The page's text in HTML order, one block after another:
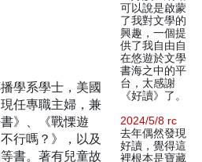
學系學士，美國
任專職主婦，兼
》、《戰慄遊
行嗎？》，以及
書。著有兒童故
可以說是啟蒙
了我對文學的
興趣，一個提
供了我自由自
在悠遊於文學
書海之中的平
台，太感謝
《好讀》了。
2024/5/8 rc
去年偶然發現
好讀，覺得這
裡根本是寶藏